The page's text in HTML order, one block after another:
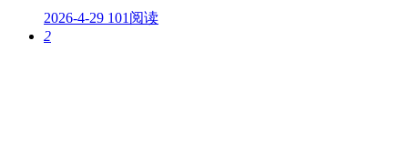
2026-4-29 101阅读
2